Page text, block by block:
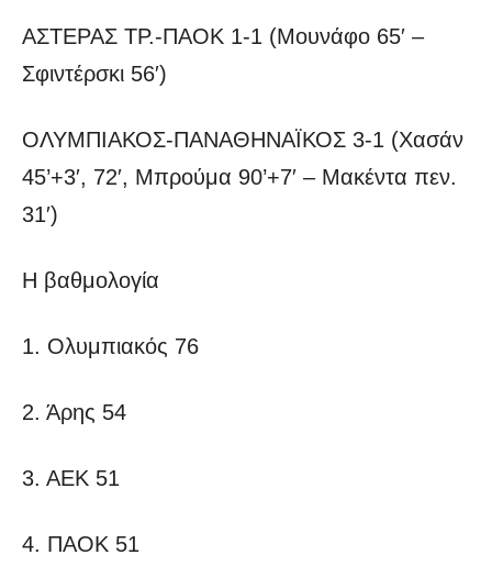
ΑΣΤΕΡΑΣ ΤΡ.-ΠΑΟΚ 1-1 (Μουνάφο 65′ –
Σφιντέρσκι 56′)
ΟΛΥΜΠΙΑΚΟΣ-ΠΑΝΑΘΗΝΑΪΚΟΣ 3-1 (Χασάν
45’+3′, 72′, Μπρούμα 90’+7′ – Μακέντα πεν.
31′)
Η βαθμολογία
1. Ολυμπιακός 76
2. Άρης 54
3. ΑΕΚ 51
4. ΠΑΟΚ 51